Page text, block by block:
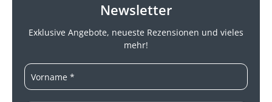
Newsletter
Exklusive Angebote, neueste Rezensionen und vieles
mehr!